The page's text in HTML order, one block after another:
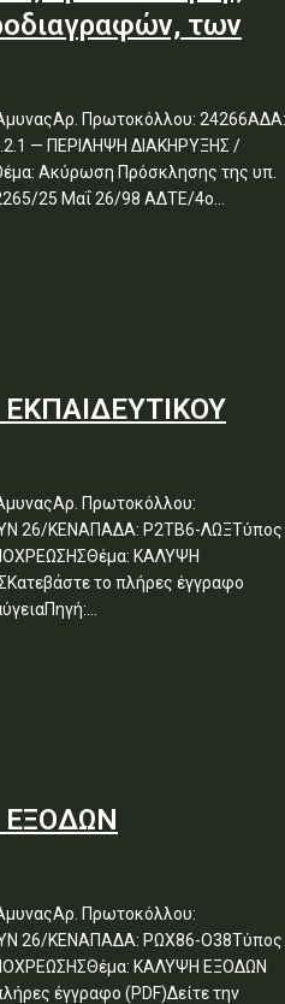
των
Πρωτοκόλλου: 24266ΑΔΑ:
— ΠΕΡΙΛΗΨΗ ΔΙΑΚΗΡΥΞΗΣ /
Ακύρωση Πρόσκλησης της υπ.
25 Μαΐ 26/98 ΑΔΤΕ/4ο...
Πρωτοκόλλου:
26/ΚΕΝΑΠΑΔΑ: Ρ2ΤΒ6-ΛΩΞΤύπος
ΚΑΛΥΨΗ
το πλήρες έγγραφο
Πρωτοκόλλου:
26/ΚΕΝΑΠΑΔΑ: ΡΩΧ86-Ο38Τύπος
ΚΑΛΥΨΗ ΕΞΟΔΩΝ
έγγραφο (PDF)Δείτε την